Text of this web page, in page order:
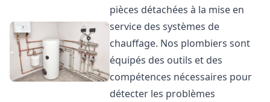
pièces détachées à la mise en
service des systèmes de
chauffage. Nos plombiers sont
équipés des outils et des
compétences nécessaires pour
détecter les problèmes